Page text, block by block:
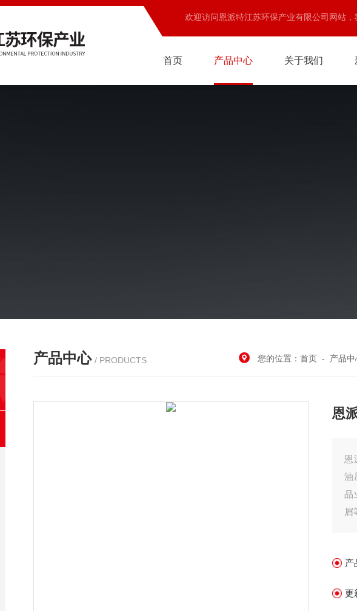
欢迎访问恩派特江苏环保产业有限公司网站
首页 产品中心 关于我们
产品中心 / PRODUCTS 您的位置：首页 - 产品
恩
恩
油
品
屑
产
更